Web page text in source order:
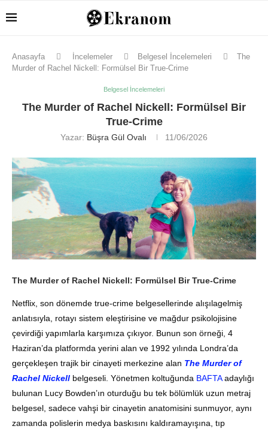
Anasayfa İncelemeler Belgesel İncelemeleri
The
Murder of Rachel Nickell: Formülsel Bir True-Crime
Belgesel İncelemeleri
The Murder of Rachel Nickell: Formülsel Bir
True-Crime
Yazar: Büşra Gül Ovalı 11/06/2026
The Murder of Rachel Nickell: Formülsel Bir True-Crime
Netflix, son dönemde true-crime belgesellerinde alışılagelmiş
anlatısıyla, rotayı sistem eleştirisine ve mağdur psikolojisine
çevirdiği yapımlarla karşımıza çıkıyor. Bunun son örneği, 4
Haziran’da platformda yerini alan ve 1992 yılında Londra’da
gerçekleşen trajik bir cinayeti merkezine alan The Murder of
Rachel Nickell belgeseli. Yönetmen koltuğunda BAFTAadaylığı
bulunan Lucy Bowden’ın oturduğu bu tek bölümlük uzun metraj
belgesel, sadece vahşi bir cinayetin anatomisini sunmuyor, aynı
zamanda polislerin medya baskısını kaldıramayışına, tıp